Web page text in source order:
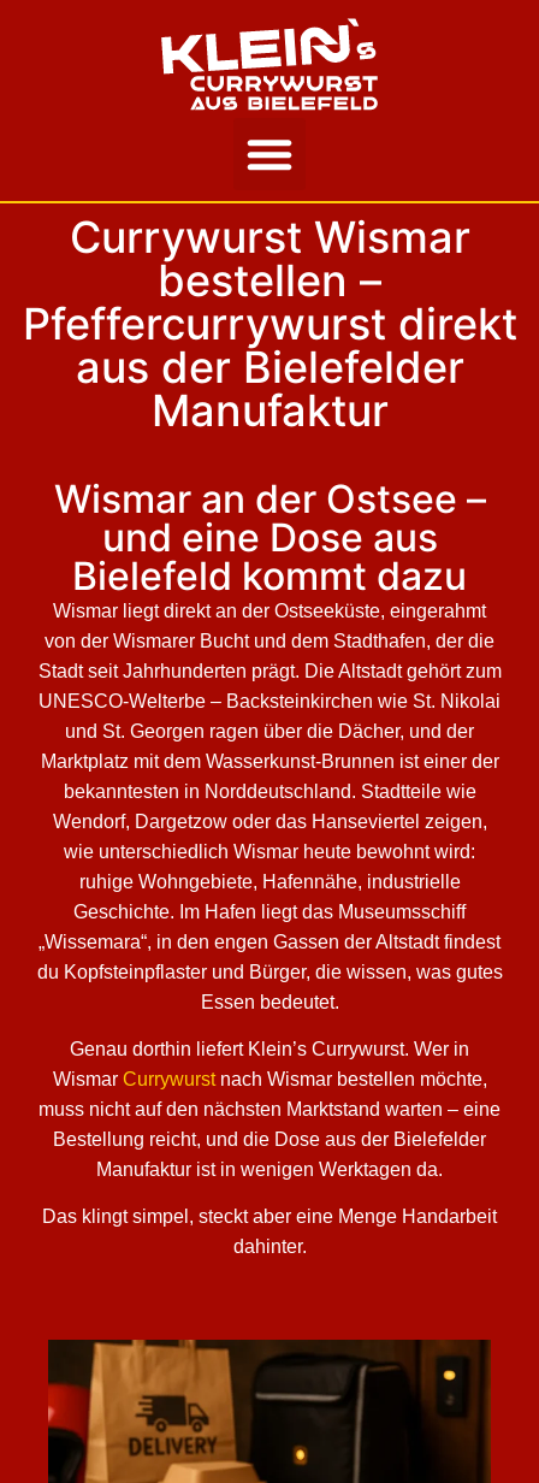
Currywurst Wismar
bestellen –
Pfeffercurrywurst direkt
aus der Bielefelder
Manufaktur
Wismar an der Ostsee –
und eine Dose aus
Bielefeld kommt dazu
Wismar liegt direkt an der Ostseeküste, eingerahmt
von der Wismarer Bucht und dem Stadthafen, der die
Stadt seit Jahrhunderten prägt. Die Altstadt gehört zum
UNESCO-Welterbe – Backsteinkirchen wie St. Nikolai
und St. Georgen ragen über die Dächer, und der
Marktplatz mit dem Wasserkunst-Brunnen ist einer der
bekanntesten in Norddeutschland. Stadtteile wie
Wendorf, Dargetzow oder das Hanseviertel zeigen,
wie unterschiedlich Wismar heute bewohnt wird:
ruhige Wohngebiete, Hafennähe, industrielle
Geschichte. Im Hafen liegt das Museumsschiff
„Wissemara“, in den engen Gassen der Altstadt findest
du Kopfsteinpflaster und Bürger, die wissen, was gutes
Essen bedeutet.
Genau dorthin liefert Klein’s Currywurst. Wer in
Wismar Currywurstnach Wismar bestellen möchte,
muss nicht auf den nächsten Marktstand warten – eine
Bestellung reicht, und die Dose aus der Bielefelder
Manufaktur ist in wenigen Werktagen da.
Das klingt simpel, steckt aber eine Menge Handarbeit
dahinter.